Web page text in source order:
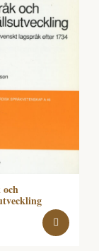
och